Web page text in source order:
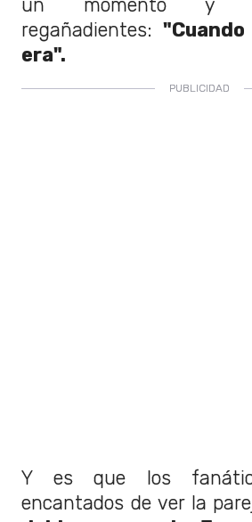
un momento y
regañadientes:
era".
Y es que los
encantados de ver la